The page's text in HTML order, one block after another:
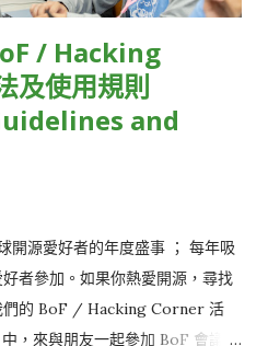
HackMD 22 FOSS for All
/ Hacking
及使用規則
and
開源愛好者的年度盛事 ； 每年吸
者參加。如果你熱愛開源，尋找
們的 BoF / Hacking Corner 活
，來與朋友一起參加 BoF 會議或